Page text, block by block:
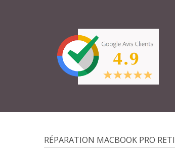
RÉPARATION MACBOOK PRO